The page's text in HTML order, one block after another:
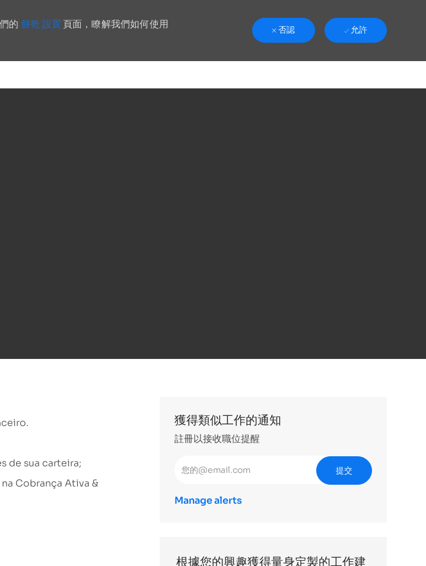
的 餅乾 設置 頁面，瞭解我們如何使用
否認 允許
de sua carteira;
Cobrança Ativa &
獲得類似工作的通知
註冊以接收職位提醒
提交
Manage alerts
根據您的興趣獲得量身定製的工作建